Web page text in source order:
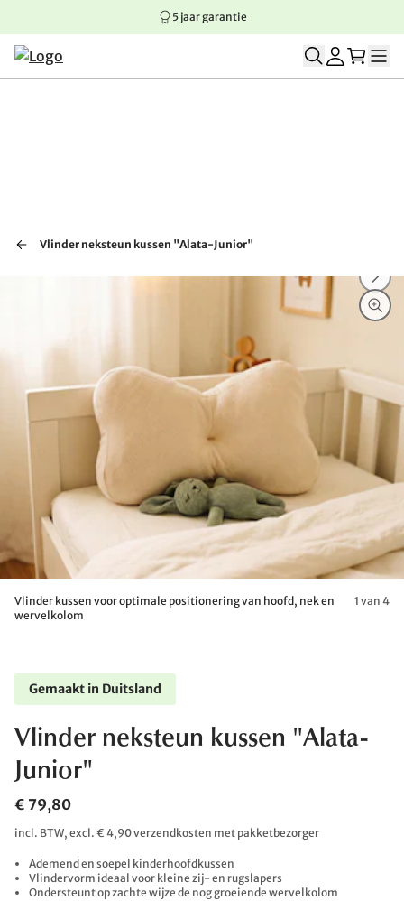
Springen naar hoofdinhoud
Springen naar hoofdnavigatie
Springen naar voettekst
5 jaar garantie
Vlinder neksteun kussen "Alata-Junior"
Vlinder kussen voor optimale positionering van hoofd, nek en
wervelkolom
1 van 4
Gemaakt in Duitsland
Vlinder neksteun kussen "Alata-
Junior"
€ 79,80
incl. BTW, excl. € 4,90 verzendkosten met pakketbezorger
Ademend en soepel kinderhoofdkussen
Vlindervorm ideaal voor kleine zij- en rugslapers
Ondersteunt op zachte wijze de nog groeiende wervelkolom